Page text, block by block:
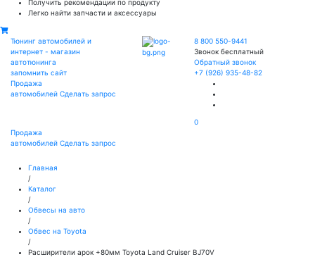
Получить рекомендации по продукту
Легко найти запчасти и аксессуары
Тюнинг автомобилей и
интернет - магазин
автотюнинга
запомнить сайт
Продажа
автомобилей Сделать запрос
8 800 550-9441
Звонок бесплатный
Обратный звонок
+7 (926) 935-48-82
0
Продажа
автомобилей Сделать запрос
Главная
/
Каталог
/
Обвесы на авто
/
Обвес на Toyota
/
Расширители арок +80мм Toyota Land Cruiser BJ70V